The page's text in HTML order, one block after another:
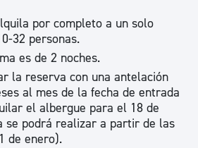
por completo a un solo
32 personas.
es de 2 noches.
la reserva con una antelación
al mes de la fecha de entrada
el albergue para el 18 de
se podrá realizar a partir de las
de enero).